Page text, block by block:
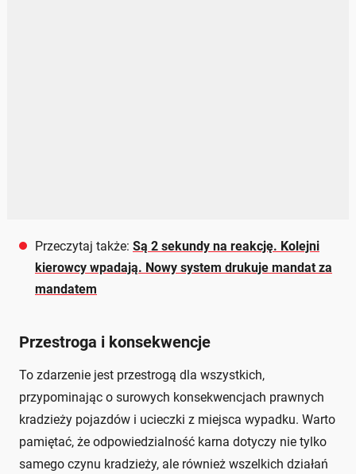
Przeczytaj także: Są 2 sekundy na reakcję. Kolejni
kierowcy wpadają. Nowy system drukuje mandat za
mandatem
Przestroga i konsekwencje
To zdarzenie jest przestrogą dla wszystkich,
przypominając o surowych konsekwencjach prawnych
kradzieży pojazdów i ucieczki z miejsca wypadku. Warto
pamiętać, że odpowiedzialność karna dotyczy nie tylko
samego czynu kradzieży, ale również wszelkich działań